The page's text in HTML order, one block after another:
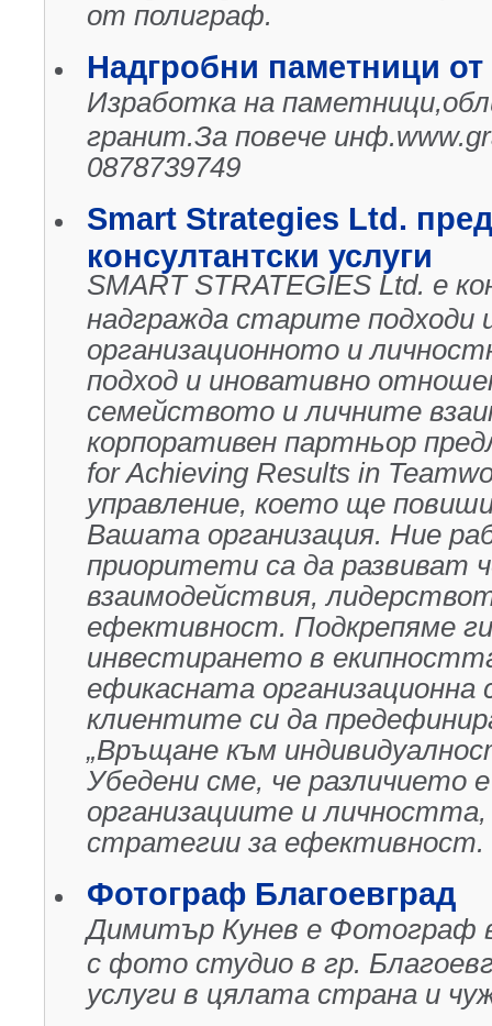
от полиграф.
Надгробни паметници
Изработка на
гранит.За повeче
0878739749
Smart Strategies Ltd.
консултантски услуги
SMART STRATEGIES Ltd. e
надгражда старите подходи
организационното и
подход и иновативно
семейството и личните
корпоративен партньор
for Achieving Results in
управление, което ще
Вашата организация. Ние
приоритети са да развиват
взаимодействия,
ефективност. Подкрепяме
инвестирането в
ефикасната
клиентите си да
„Връщане към
Убедени сме, че различието
организациите и
стратегии за ефективност.
Фотограф Благоевград
Димитър Кунев е Фотограф в
с фото студио в гр.
услуги в цялата страна и